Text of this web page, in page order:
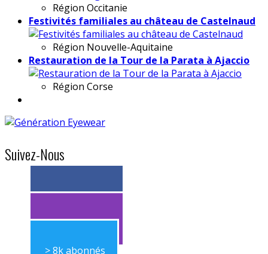
Région Occitanie
Festivités familiales au château de Castelnaud
Région Nouvelle-Aquitaine
Restauration de la Tour de la Parata à Ajaccio
Région Corse
Suivez-Nous
> 11k abonnés
> 11k abonnés
> 8k abonnés